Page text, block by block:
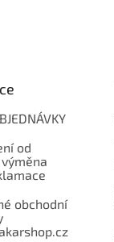
od
obchodní